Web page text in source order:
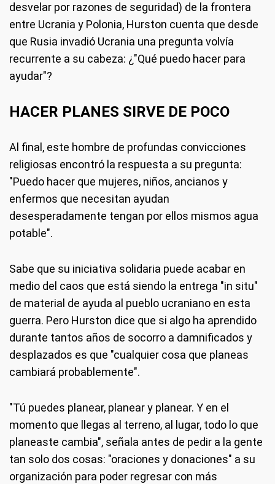
desvelar por razones de seguridad) de la frontera
entre Ucrania y Polonia, Hurston cuenta que desde
que Rusia invadió Ucrania una pregunta volvía
recurrente a su cabeza: ¿"Qué puedo hacer para
ayudar"?
HACER PLANES SIRVE DE POCO
Al final, este hombre de profundas convicciones
religiosas encontró la respuesta a su pregunta:
"Puedo hacer que mujeres, niños, ancianos y
enfermos que necesitan ayudan
desesperadamente tengan por ellos mismos agua
potable".
Sabe que su iniciativa solidaria puede acabar en
medio del caos que está siendo la entrega "in situ"
de material de ayuda al pueblo ucraniano en esta
guerra. Pero Hurston dice que si algo ha aprendido
durante tantos años de socorro a damnificados y
desplazados es que "cualquier cosa que planeas
cambiará probablemente".
"Tú puedes planear, planear y planear. Y en el
momento que llegas al terreno, al lugar, todo lo que
planeaste cambia", señala antes de pedir a la gente
tan solo dos cosas: "oraciones y donaciones" a su
organización para poder regresar con más